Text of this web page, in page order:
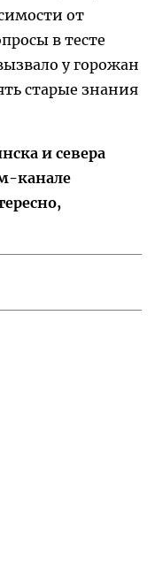
от
в тесте
у горожан
старые знания
и севера
канале